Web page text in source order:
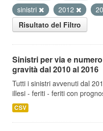
sinistri
2012
Risultato del Filtro
Sinistri per via e
gravità dal 2010 al 2016
Tutti i sinistri avvenuti dal
illesi - feriti - feriti con
CSV